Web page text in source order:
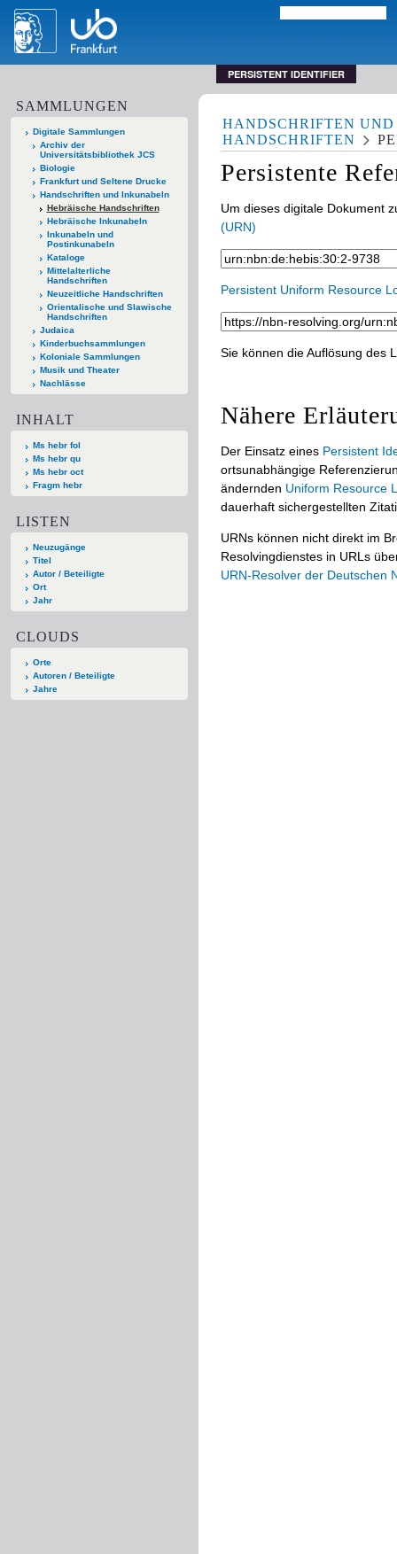
PERSISTENT IDENTIFIER
SAMMLUNGEN
Digitale Sammlungen
Archiv der
Universitätsbibliothek JCS
Biologie
Frankfurt und Seltene Drucke
Handschriften und Inkunabeln
Hebräische Handschriften
Hebräische Inkunabeln
Inkunabeln und
Postinkunabeln
Kataloge
Mittelalterliche
Handschriften
Neuzeitliche Handschriften
Orientalische und Slawische
Handschriften
Judaica
Kinderbuchsammlungen
Koloniale Sammlungen
Musik und Theater
Nachlässe
INHALT
Ms hebr fol
Ms hebr qu
Ms hebr oct
Fragm hebr
LISTEN
Neuzugänge
Titel
Autor / Beteiligte
Ort
Jahr
CLOUDS
Orte
Autoren / Beteiligte
Jahre
HANDSCHRIFTEN
HANDSCHRIFTEN
Persistente
Um dieses digitale Dokument
(URN)
Persistent Uniform Resource
Sie können die Auflösung des
Nähere
Der Einsatz eines Persistent
ortsunabhängige
ändernden Uniform Resource
dauerhaft sichergestellten
URNs können nicht direkt im
Resolvingdienstes in URLs
URN-Resolver der Deutschen